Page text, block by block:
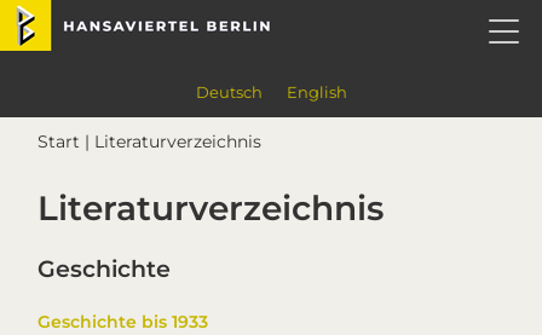
Skip
Skip
Skip
Skip
Deutsch English
Start | Literaturverzeichnis
Literaturverzeichnis
Geschichte
Geschichte bis 1933